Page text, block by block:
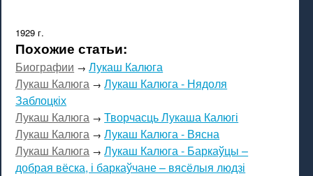
1929 г.
Похожие статьи:
Биографии →Лукаш Калюга
Лукаш Калюга →Лукаш Калюга - Нядоля
Заблоцкіх
Лукаш Калюга →Творчасць Лукаша Калюгі
Лукаш Калюга →Лукаш Калюга - Вясна
Лукаш Калюга →Лукаш Калюга - Баркаўцы –
добрая вёска, і баркаўчане – вясёлыя людзі